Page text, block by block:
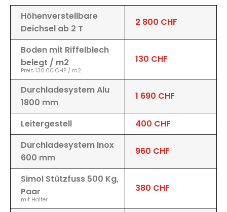
Höhenverstellbare
Deichsel ab 2 T
2 800 CHF
Boden mit Riffelblech
belegt / m2
Preis 130.00 CHF / m2
130 CHF
Durchladesystem Alu
1800 mm
1 690 CHF
Leitergestell
400 CHF
Durchladesystem Inox
600 mm
960 CHF
Simol Stützfuss 500 Kg,
Paar
mit Halter
380 CHF